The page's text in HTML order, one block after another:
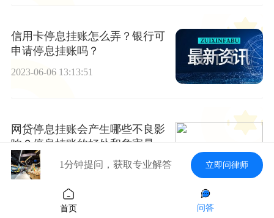
信用卡停息挂账怎么弄？银行可
申请停息挂账吗？
2023-06-06 13:13:51
网贷停息挂账会产生哪些不良影
响？停息挂账的好处和危害是什
么？
2023-06-06 13:13:511分钟提问，获取专业解答 立即问律师
首页 问答